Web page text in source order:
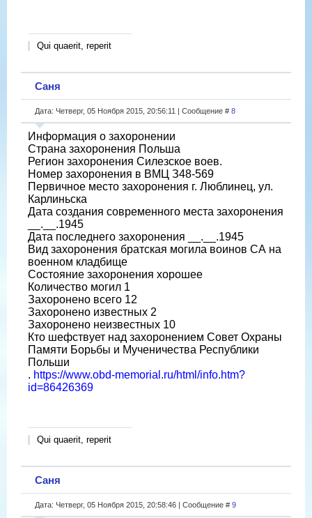
Qui quaerit, reperit
Саня
Дата: Четверг, 05 Ноября 2015, 20:56:11 | Сообщение # 8
Информация о захоронении
Страна захоронения Польша
Регион захоронения Силезское воев.
Номер захоронения в ВМЦ З48-569
Первичное место захоронения г. Люблинец, ул.
Карлиньска
Дата создания современного места захоронения
__.__.1945
Дата последнего захоронения __.__.1945
Вид захоронения братская могила воинов СА на
военном кладбище
Состояние захоронения хорошее
Количество могил 1
Захоронено всего 12
Захоронено известных 2
Захоронено неизвестных 10
Кто шефствует над захоронением Совет Охраны
Памяти Борьбы и Мученичества Республики
Польши
. https://www.obd-memorial.ru/html/info.htm?
id=86426369
Qui quaerit, reperit
Саня
Дата: Четверг, 05 Ноября 2015, 20:58:46 | Сообщение # 9